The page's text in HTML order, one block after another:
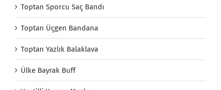
Toptan Sporcu Saç Bandı
Toptan Üçgen Bandana
Toptan Yazlık Balaklava
Ülke Bayrak Buff